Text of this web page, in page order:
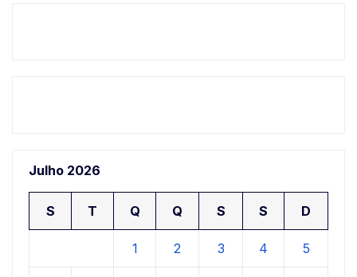
Julho 2026
S T Q Q S S D
1 2 3 4 5